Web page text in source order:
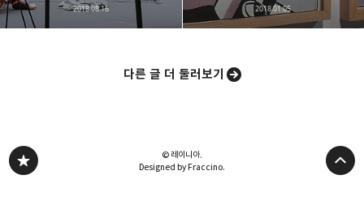
2018.08.16 2018.01.05
다른 글 더 둘러보기
© 레이니아.
Designed by Fraccino.